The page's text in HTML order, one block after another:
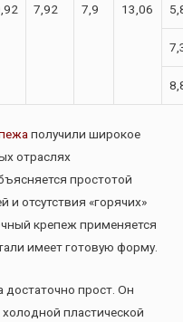
7,92 7,9 13,06
получили широкое
отраслях
простотой
и отсутствия «горячих»
крепеж применяется
имеет готовую форму.
достаточно прост. Он
пластической